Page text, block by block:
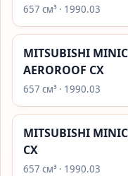
657 см³ · 1990.03
MITSUBISHI
AEROROOF CX
657 см³ · 1990.03
MITSUBISHI
CX
657 см³ · 1990.03